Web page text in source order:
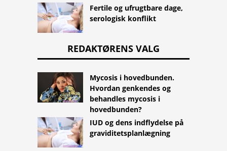
Fertile og ufrugtbare dage,
serologisk konflikt
REDAKTØRENS VALG
Mycosis i hovedbunden.
Hvordan genkendes og
behandles mycosis i
hovedbunden?
IUD og dens indflydelse på
graviditetsplanlægning